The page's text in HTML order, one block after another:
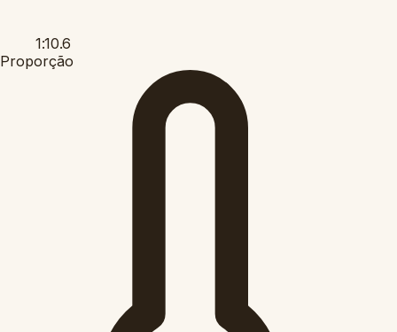
1:10.6
Proporção